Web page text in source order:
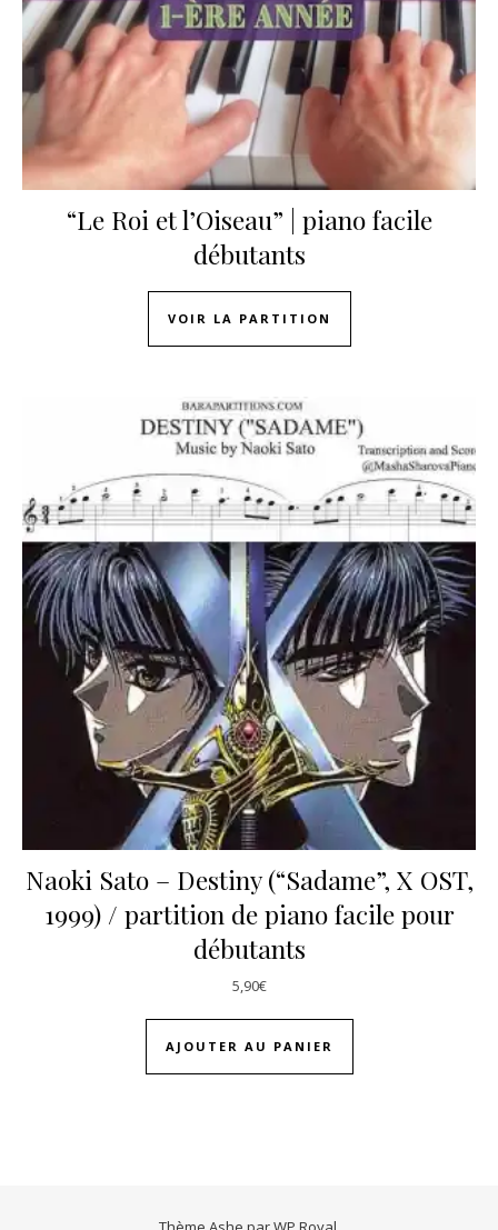
“Le Roi et l’Oiseau” | piano facile
débutants
VOIR LA PARTITION
Naoki Sato – Destiny (“Sadame”, X OST,
1999) / partition de piano facile pour
débutants
5,90€
AJOUTER AU PANIER